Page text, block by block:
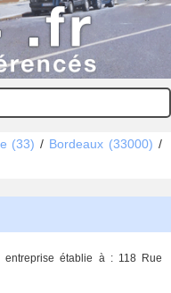
(33) / Bordeaux (33000) /
entreprise établie à : 118 Rue